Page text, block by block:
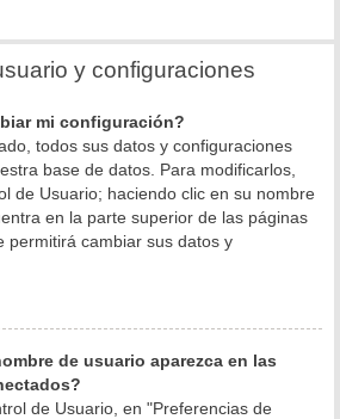
y configuraciones
mi configuración?
todos sus datos y configuraciones
base de datos. Para modificarlos,
de Usuario; haciendo clic en su nombre
en la parte superior de las páginas
permitirá cambiar sus datos y
de usuario aparezca en las
de Usuario, en "Preferencias de